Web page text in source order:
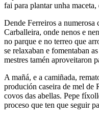
fai para plantar unha
Dende Ferreiros a
Carballeira, onde nenos e
no parque e no terreo que
se relaxaban e fomentaban
mestres tamén aproveitaron
A mañá, e a camiñada,
produción caseira de mel de
covos das abellas. Pepe
proceso que ten que seguir